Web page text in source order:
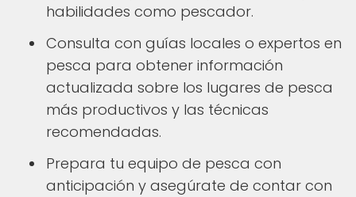
habilidades como pescador.
Consulta con guías locales o expertos en
pesca para obtener información
actualizada sobre los lugares de pesca
más productivos y las técnicas
recomendadas.
Prepara tu equipo de pesca con
anticipación y asegúrate de contar con